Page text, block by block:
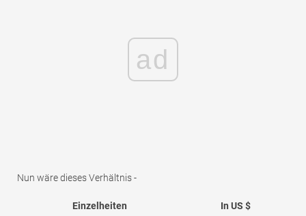
ad
Nun wäre dieses Verhältnis -
Einzelheiten In US $